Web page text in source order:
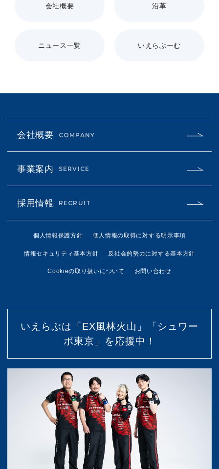
会社概要 沿革
ニュース一覧 いえらぶーむ
会社概要 COMPANY
事業案内 SERVICE
採用情報 RECRUIT
個人情報保護方針 個人情報の取得に対する明示事項
情報セキュリティ基本方針 反社会的勢力に対する基本方針
Cookieの取り扱いについて お問い合わせ
いえらぶは「EX風林火山」「シュワー
ボ東京」を応援中！